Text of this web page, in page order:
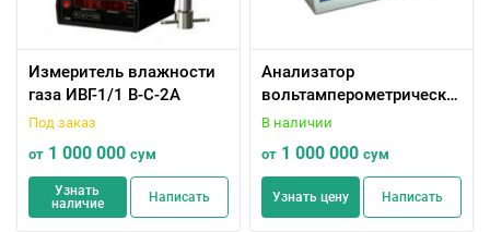
Измеритель влажности
газа ИВГ-1/1 В-С-2А
Под заказ
от 1 000 000 сум
Узнать
наличие
Написать
Анализатор
вольтамперометрически
й TA-LAB (полярограф)
В наличии
от 1 000 000 сум
Узнать цену Написать